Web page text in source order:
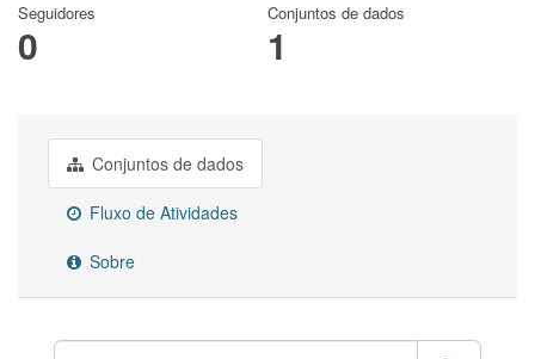
Seguidores
0
Conjuntos de dados
1
Conjuntos de dados
Fluxo de Atividades
Sobre